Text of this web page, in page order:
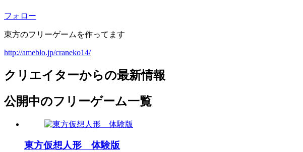
フォロー
東方のフリーゲームを作ってます
http://ameblo.jp/craneko14/
クリエイターからの最新情報
公開中のフリーゲーム一覧
東方仮想人形 体験版